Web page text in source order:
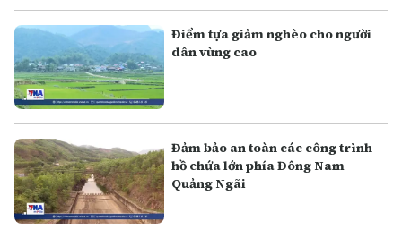
Điểm tựa giảm nghèo cho người
dân vùng cao
Đảm bảo an toàn các công trình
hồ chứa lớn phía Đông Nam
Quảng Ngãi